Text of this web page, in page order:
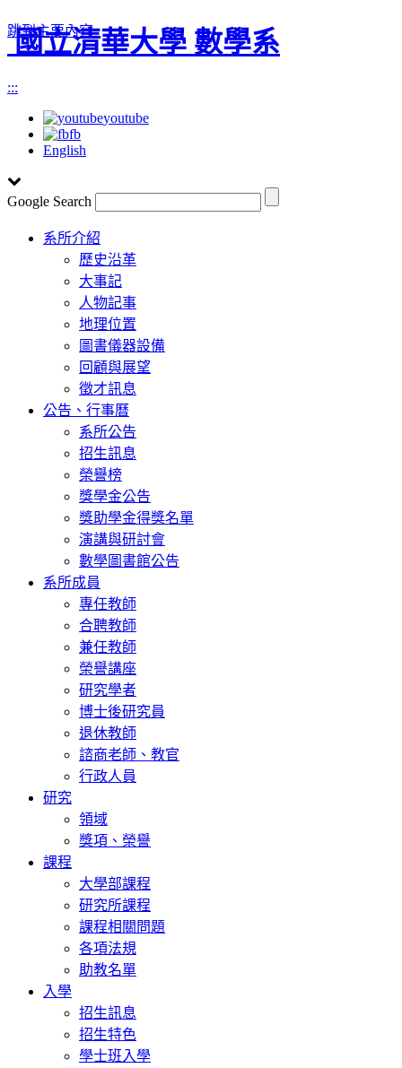
跳到主要內容
國立清華大學 數學系
:::
youtube
fb
English
Google Search
Toggle
navigation
系所介紹
歷史沿革
大事記
人物記事
地理位置
圖書儀器設備
回顧與展望
徵才訊息
公告、行事曆
系所公告
招生訊息
榮譽榜
獎學金公告
獎助學金得獎名單
演講與研討會
數學圖書館公告
系所成員
專任教師
合聘教師
兼任教師
榮譽講座
研究學者
博士後研究員
退休教師
諮商老師、教官
行政人員
研究
領域
獎項、榮譽
課程
大學部課程
研究所課程
課程相關問題
各項法規
助教名單
入學
招生訊息
招生特色
學士班入學